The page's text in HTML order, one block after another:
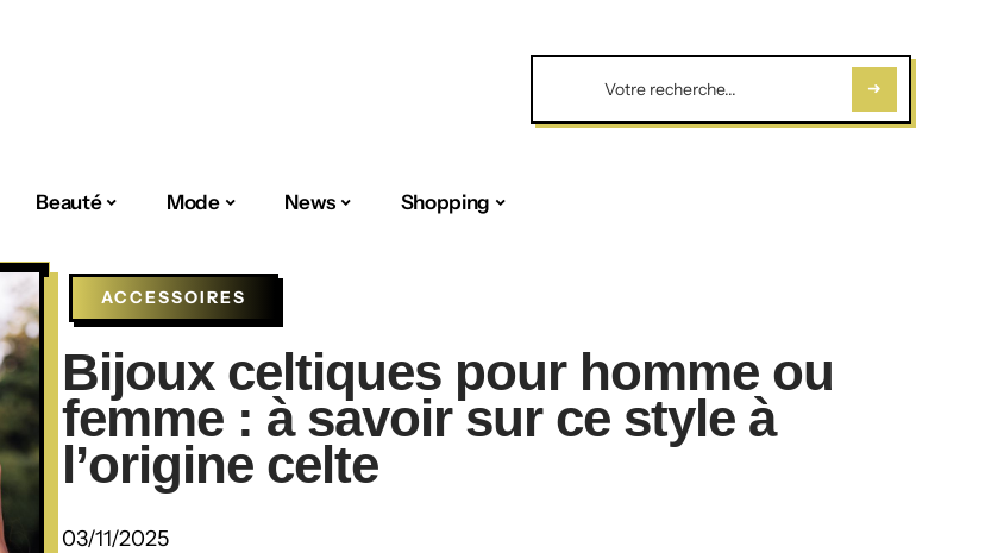
Beauté Mode News Shopping
ACCESSOIRES
Bijoux celtiques pour homme ou
femme : à savoir sur ce style à
l’origine celte
03/11/2025